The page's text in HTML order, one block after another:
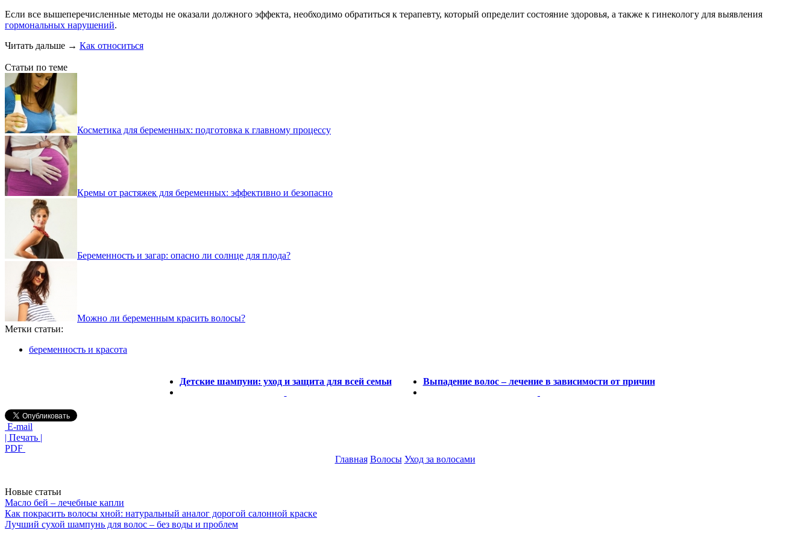
Если все вышеперечисленные методы не оказали должного эффекта, необходимо обратиться к терапевту, который определит состояние здоровья, а также к гинекологу для выявления
гормональных нарушений.
Читать дальше → Как относиться
Статьи по теме
Косметика для беременных: подготовка к главному процессу
Кремы от растяжек для беременных: эффективно и безопасно
Беременность и загар: опасно ли солнце для плода?
Можно ли беременным красить волосы?
Метки статьи:
беременность и красота
Детские шампуни: уход и защита для всей семьи Выпадение волос – лечение в зависимости от причин
E-mail
| Печать |
PDF
Главная Волосы Уход за волосами
Новые статьи
Масло бей – лечебные капли
Как покрасить волосы хной: натуральный аналог дорогой салонной краске
Лучший сухой шампунь для волос – без воды и проблем